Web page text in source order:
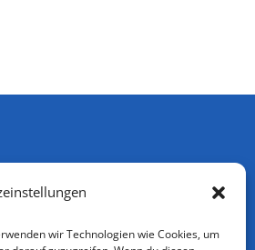
wir Technologien wie Cookies, um